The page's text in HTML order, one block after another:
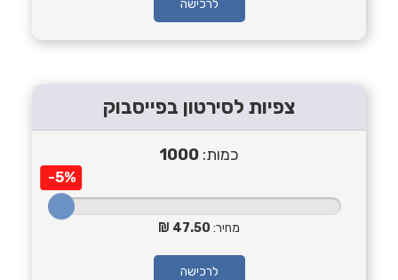
לרכישה
צפיות לסירטון בפייסבוק
כמות: 1000
-5%
מחיר: 47.50
לרכישה